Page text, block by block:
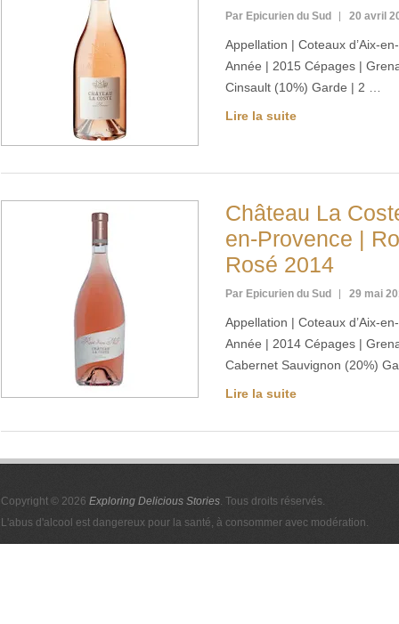
Par Epicurien du Sud 20 avril
Appellation | Coteaux d’Aix-
Année | 2015 Cépages |
Cinsault (10%) Garde | 2 …
Lire la suite
Château La
en-Provence |
Rosé 2014
Par Epicurien du Sud 29 mai
Appellation | Coteaux d’Aix-
Année | 2014 Cépages |
Cabernet Sauvignon (20%)
Lire la suite
Copyright © 2026 Exploring Delicious Stories. Tous droits réservés.
L'abus d'alcool est dangereux pour la santé, à consommer avec modération.